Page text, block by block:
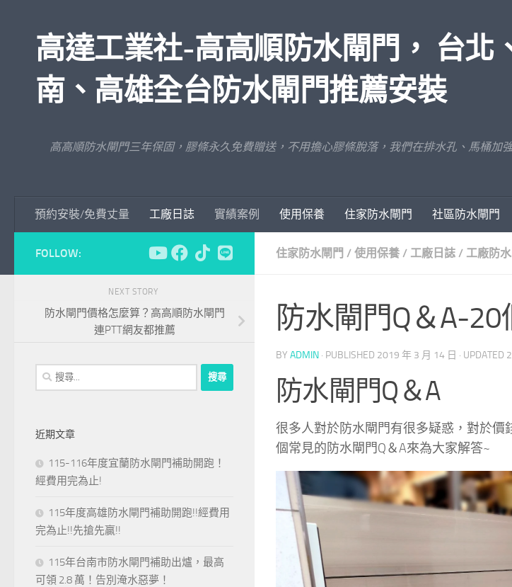
高達工業社-高高順防水閘門， 台北
南、高雄全台防水閘門推薦安裝
高高順防水閘門三年保固，膠條永久免費贈送，不用擔心膠條脫落，我們在排水孔、馬桶加
預約安裝/免費丈量 工廠日誌 實績案例 使用保養 住家防水閘門 社區防水閘門
住家防水閘門 / 使用保養 / 工廠日誌 / 工廠防
防水閘門Q＆A-
BY ADMIN · PUBLISHED 2019 年 3 月 14 日 · UPDATED
防水閘門Q＆A
很多人對於防水閘門有很多疑惑，對於
個常見的防水閘門Q＆A來為大家解答~
FOLLOW:
NEXT STORY
防水閘門價格怎麼算？高高順防水閘門
連PTT網友都推薦
搜
尋
字:
近期文章
115-116年度宜蘭防水閘門補助開跑！
經費用完為止!
115年度高雄防水閘門補助開跑!!經費用
完為止!!先搶先贏!!
115年台南市防水閘門補助出爐，最高
可領 2.8 萬！告別淹水惡夢！